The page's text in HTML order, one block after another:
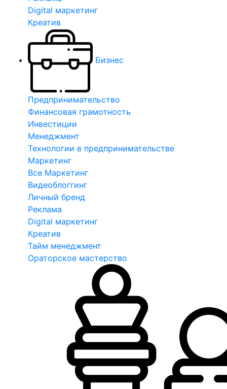
Digital маркетинг
Креатив
Бизнес
Предпринимательство
Финансовая грамотность
Инвестиции
Менеджмент
Технологии в предпринимательстве
Маркетинг
Все Маркетинг
Видеоблоггинг
Личный бренд
Реклама
Digital маркетинг
Креатив
Тайм менеджмент
Ораторское мастерство